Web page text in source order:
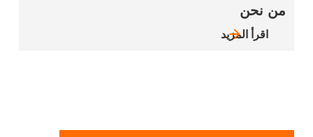
من نحن
اقرأ المزيد